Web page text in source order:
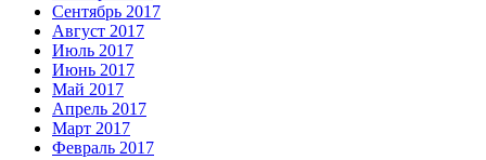
Сентябрь 2017
Август 2017
Июль 2017
Июнь 2017
Май 2017
Апрель 2017
Март 2017
Февраль 2017